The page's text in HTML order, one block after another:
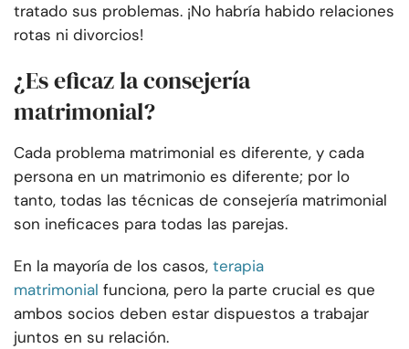
tratado sus problemas. ¡No habría habido relaciones
rotas ni divorcios!
¿Es eficaz la consejería
matrimonial?
Cada problema matrimonial es diferente, y cada
persona en un matrimonio es diferente; por lo
tanto, todas las técnicas de consejería matrimonial
son ineficaces para todas las parejas.
En la mayoría de los casos, terapia
matrimonial funciona, pero la parte crucial es que
ambos socios deben estar dispuestos a trabajar
juntos en su relación.